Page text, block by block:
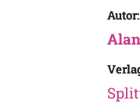
Autor: